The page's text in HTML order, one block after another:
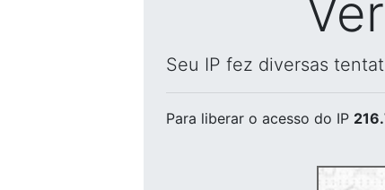
Seu IP fez diversas
Para liberar o acesso do IP